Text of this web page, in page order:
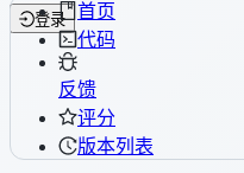
登录
首页
代码
反馈
评分
版本列表